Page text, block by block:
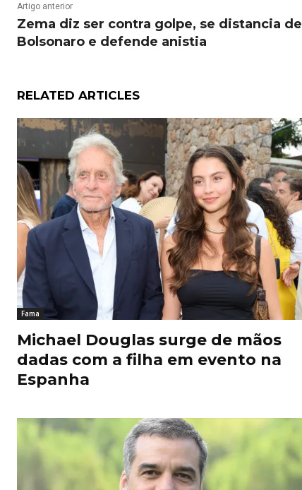
Artigo anterior
Zema diz ser contra golpe, se distancia de
Bolsonaro e defende anistia
RELATED ARTICLES
Fama
Michael Douglas surge de mãos
dadas com a filha em evento na
Espanha